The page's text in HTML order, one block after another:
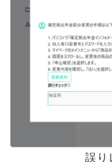
誤り